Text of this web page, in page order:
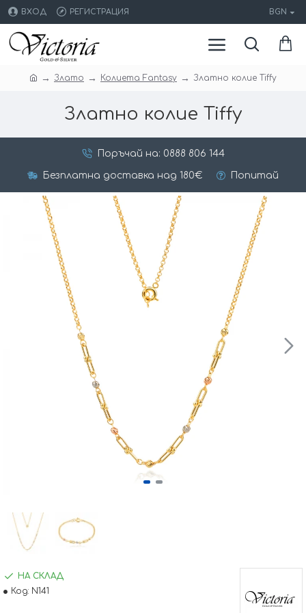
ВХОД РЕГИСТРАЦИЯ BGN
Злато Колиета Fantasy Златно колие Tiffy
Златно колие Tiffy
Поръчай на: 0888 806 144
Безплатна доставка над 180€ Попитай
НА СКЛАД
Код: N141